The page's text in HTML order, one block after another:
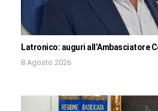
Latronico: auguri all’Ambasciatore
8 Agosto 2026